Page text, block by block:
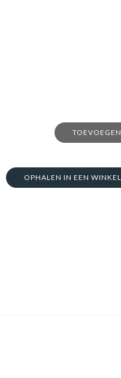
TOEVOEGEN
OPHALEN IN EEN WINKEL